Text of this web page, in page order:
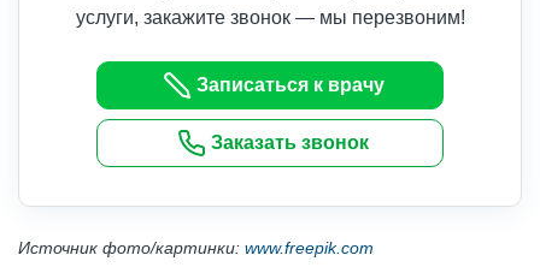
услуги, закажите звонок — мы перезвоним!
Записаться к врачу
Заказать звонок
Источник фото/картинки: www.freepik.com